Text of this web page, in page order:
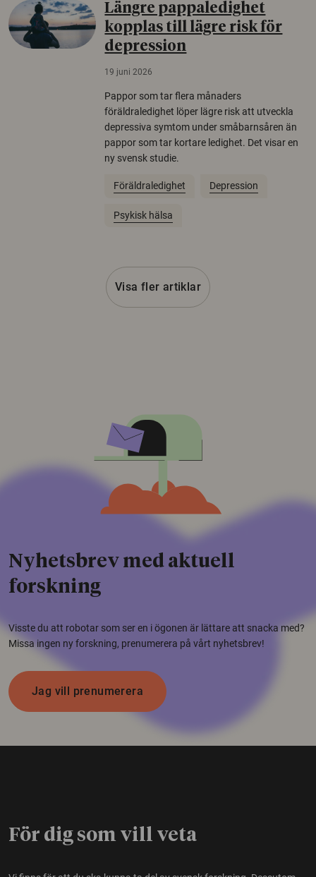
Längre pappaledighet
kopplas till lägre risk för
depression
19 juni 2026
Pappor som tar flera månaders
föräldraledighet löper lägre risk att utveckla
depressiva symtom under småbarnsåren än
pappor som tar kortare ledighet. Det visar en
ny svensk studie.
Föräldraledighet Depression
Psykisk hälsa
Visa fler artiklar
Nyhetsbrev med aktuell
forskning
Visste du att robotar som ser en i ögonen är lättare att snacka med?
Missa ingen ny forskning, prenumerera på vårt nyhetsbrev!
Jag vill prenumerera
För dig som vill veta